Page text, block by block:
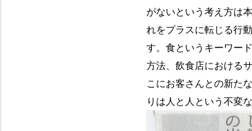
がないという考え方は
れをプラスに転じる行
す。食というキーワー
方法、飲食店における
こにお客さんとの新た
りは人と人という不変